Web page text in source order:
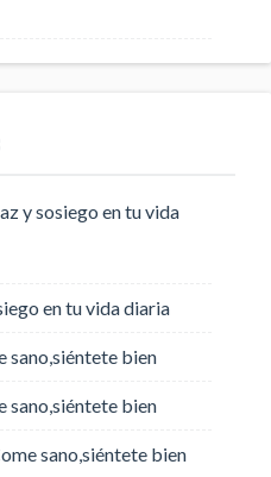
y sosiego en tu vida
en tu vida diaria
sano,siéntete bien
sano,siéntete bien
sano,siéntete bien